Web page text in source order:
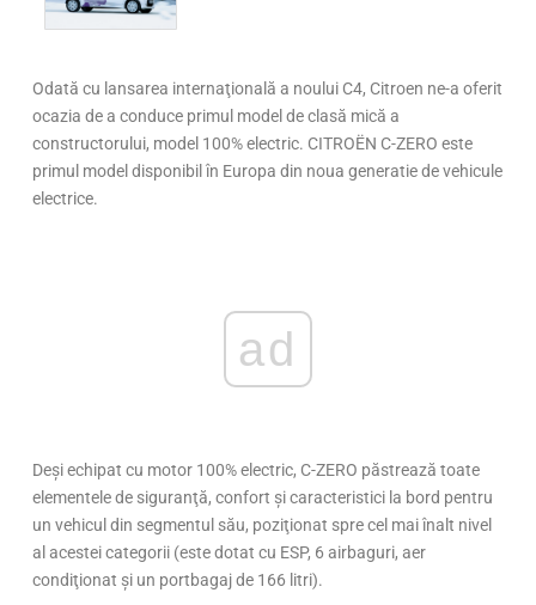
Odată cu lansarea internaţională a noului C4, Citroen ne-a oferit
ocazia de a conduce primul model de clasă mică a
constructorului, model 100% electric. CITROËN C-ZERO este
primul model disponibil în Europa din noua generatie de vehicule
electrice.
ad
Deşi echipat cu motor 100% electric, C-ZERO păstrează toate
elementele de siguranţă, confort şi caracteristici la bord pentru
un vehicul din segmentul său, poziţionat spre cel mai înalt nivel
al acestei categorii (este dotat cu ESP, 6 airbaguri, aer
condiţionat şi un portbagaj de 166 litri).